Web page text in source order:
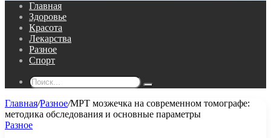
Главная
Здоровье
Красота
Лекарства
Разное
Спорт
Поиск...
Главная/Разное/МРТ мозжечка на современном томографе:
методика обследования и основные параметры
Разное